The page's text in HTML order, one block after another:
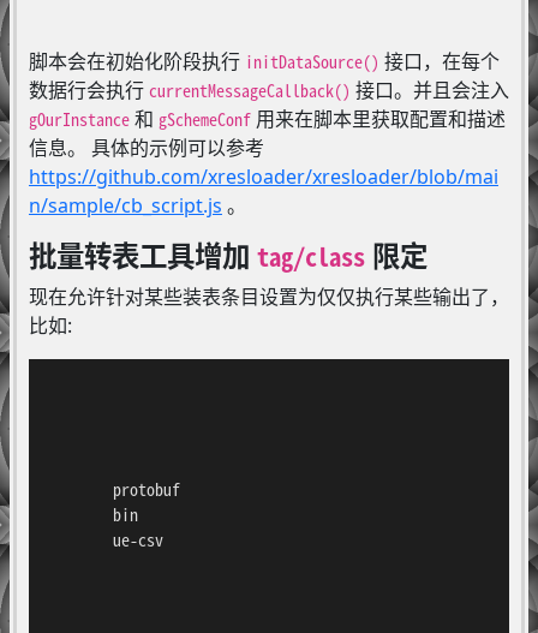
脚本会在初始化阶段执行 initDataSource() 接口，在每个
数据行会执行 currentMessageCallback() 接口。并且会注入
gOurInstance和 gSchemeConf用来在脚本里获取配置和描述
信息。 具体的示例可以参考
https://github.com/xresloader/xresloader/blob/mai
n/sample/cb_script.js 。
批量转表工具增加 tag/class限定
现在允许针对某些装表条目设置为仅仅执行某些输出了，
比如:
        protobuf
        bin
        ue-csv